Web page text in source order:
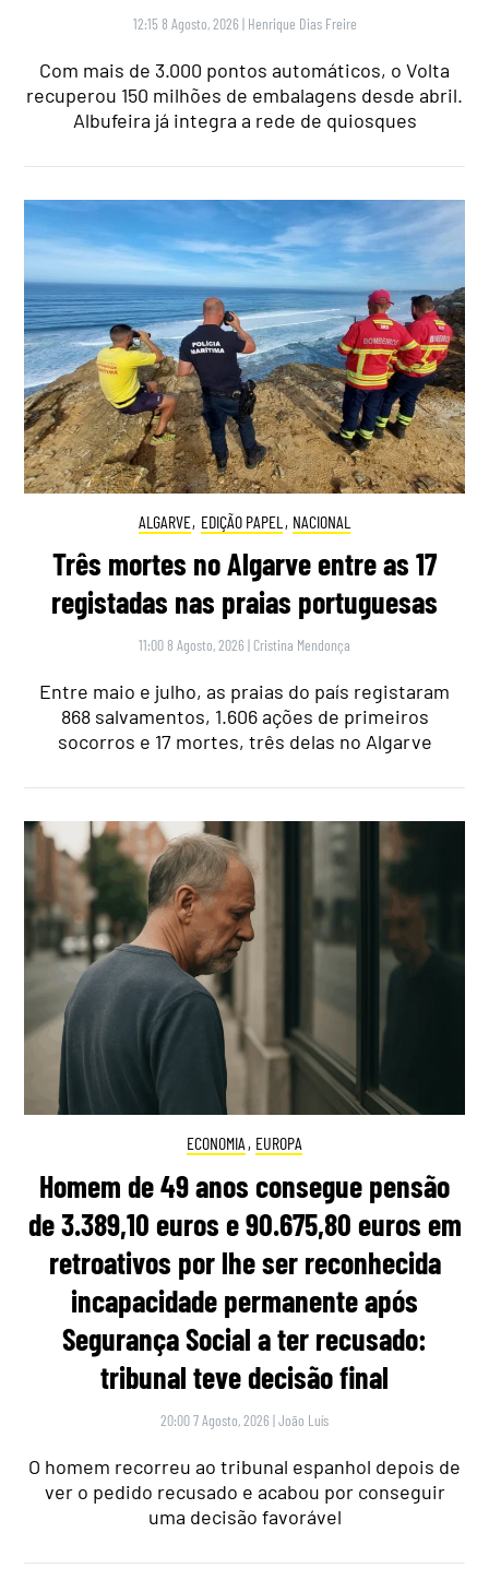
12:15 8 Agosto, 2026 | Henrique Dias Freire
Com mais de 3.000 pontos automáticos, o Volta
recuperou 150 milhões de embalagens desde abril.
Albufeira já integra a rede de quiosques
ALGARVE, EDIÇÃO PAPEL , NACIONAL
Três mortes no Algarve entre as 17
registadas nas praias portuguesas
11:00 8 Agosto, 2026 | Cristina Mendonça
Entre maio e julho, as praias do país registaram
868 salvamentos, 1.606 ações de primeiros
socorros e 17 mortes, três delas no Algarve
ECONOMIA , EUROPA
Homem de 49 anos consegue pensão
de 3.389,10 euros e 90.675,80 euros em
retroativos por lhe ser reconhecida
incapacidade permanente após
Segurança Social a ter recusado:
tribunal teve decisão final
20:00 7 Agosto, 2026 |João Luís
O homem recorreu ao tribunal espanhol depois de
ver o pedido recusado e acabou por conseguir
uma decisão favorável